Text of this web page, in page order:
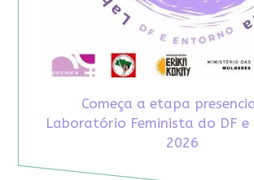
Começa a etapa
Laboratório Feminista do DF
2026